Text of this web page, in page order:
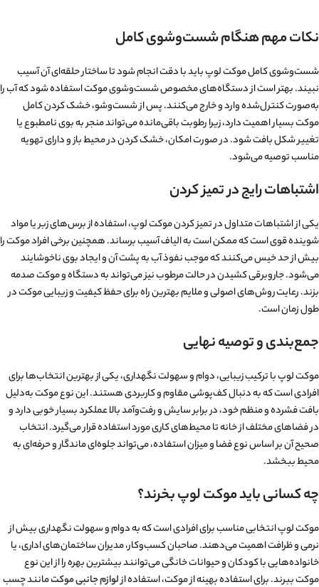
نکات مهم هنگام شست‌وشوی کامل
شست‌وشوی کامل موکت لوپ باید با دقت انجام شود تا ساختار حلقه‌ای آن آسیب
نبیند. بهتر است از دستگاه‌های مخصوص شست‌وشوی موکت استفاده شود که آب را
به‌صورت کنترل‌شده وارد و خارج می‌کنند. پس از شست‌وشو، خشک کردن کامل
موکت بسیار اهمیت دارد، زیرا رطوبت باقی‌مانده می‌تواند منجر به بوی نامطبوع یا
تغییر شکل بافت شود. در صورت امکان، خشک کردن در محیط باز و دارای تهویه
مناسب توصیه می‌شود.
اشتباهات رایج در تمیز کردن
یکی از اشتباهات متداول در تمیز کردن موکت لوپ، استفاده از برس‌های زبر یا مواد
شوینده قوی است که ممکن است به الیاف آسیب برساند. همچنین برخی افراد موکت را
بیش از حد خیس می‌کنند که موجب نفوذ آب به پشت آن و ایجاد بوی ناخوشایند
می‌شود. جاروبرقی کشیدن در حالت مرطوب نیز می‌تواند به دستگاه و موکت صدمه
بزند. رعایت روش‌های اصولی و ملایم بهترین راه برای حفظ کیفیت و زیبایی موکت در
طول زمان است.
جمع‌بندی و توصیه نهایی